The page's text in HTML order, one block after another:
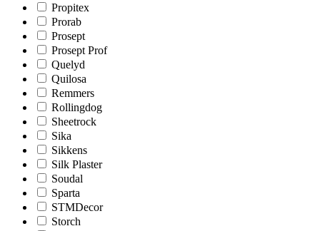
Propitex
Prorab
Prosept
Prosept Prof
Quelyd
Quilosa
Remmers
Rollingdog
Sheetrock
Sika
Sikkens
Silk Plaster
Soudal
Sparta
STMDecor
Storch